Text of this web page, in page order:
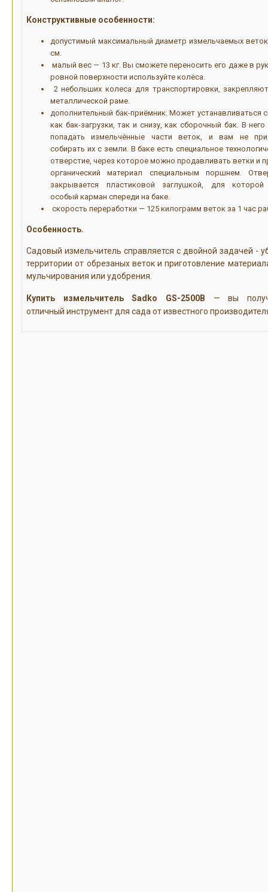
Конструктивные особенности:
допустимый максимальный диаметр измельчаемых
см.
малый вес — 13 кг. Вы сможете переносить его даже в
ровной поверхности используйте колёса.
2 небольших колеса для транспортировки,
металлической раме.
дополнительный бак-приёмник. Может устанавливаться
как бак-загрузки, так и снизу, как сборочный бак. В него
попадать измельчённые части веток, и вам не
собирать их с земли. В баке есть специальное
отверстие, через которое можно продавливать ветки и
органический материал специальным поршнем.
закрывается пластиковой заглушкой, для которой
особый карман спереди на баке.
скорость переработки — 125 килограмм веток за 1 час
Особенность.
Садовый измельчитель справляется с двойной задачей -
территории от обрезаных веток и приготовление
мульчирования или удобрения.
Купить измельчитель Sadko GS-2500B
— вы
отличный инструмент для сада от известного